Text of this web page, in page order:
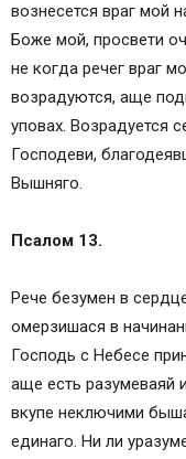
вознесется враг мой
Боже мой, просвети
не когда речег враг
возрадуются, аще
уповах. Возрадуется
Господеви,
Вышняго.
Псалом 13.
Рече безумен в
омерзишася в
Господь с Небесе
аще есть разумеваяй
вкупе неключими
единаго. Ни ли